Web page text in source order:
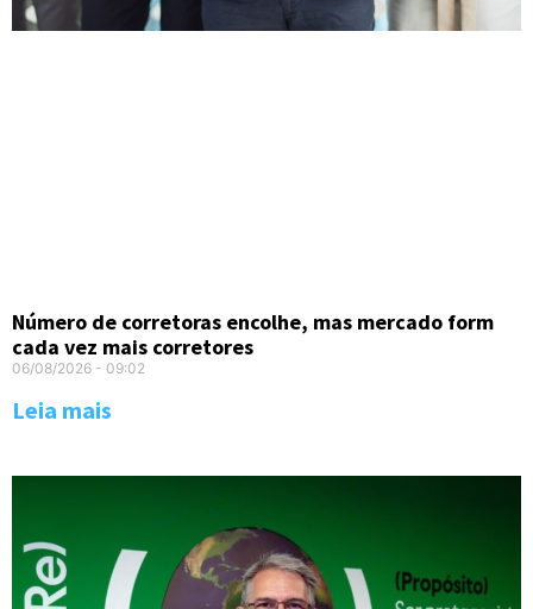
Número de corretoras encolhe, mas mercado form
cada vez mais corretores
06/08/2026 09:02
Leia mais